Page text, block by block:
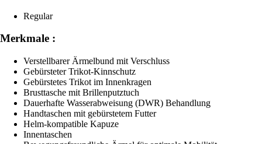
Regular
Merkmale :
Verstellbarer Ärmelbund mit Verschluss
Gebürsteter Trikot-Kinnschutz
Gebürstetes Trikot im Innenkragen
Brusttasche mit Brillenputztuch
Dauerhafte Wasserabweisung (DWR) Behandlung
Handtaschen mit gebürstetem Futter
Helm-kompatible Kapuze
Innentaschen